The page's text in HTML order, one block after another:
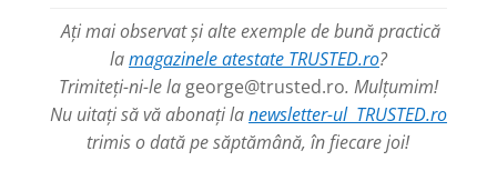
Ați mai observat și alte exemple de bună practică
lamagazinele atestate TRUSTED.ro?
Trimiteți-ni-le la george@trusted.ro. Mulțumim!
Nu uitați să vă abonați lanewsletter-ul TRUSTED.ro
trimis o dată pe săptămână, în fiecare joi!